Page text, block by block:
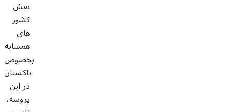
نقش
کشور
های
همسایه
بخصوص
پاکستان
در این
پروسه،